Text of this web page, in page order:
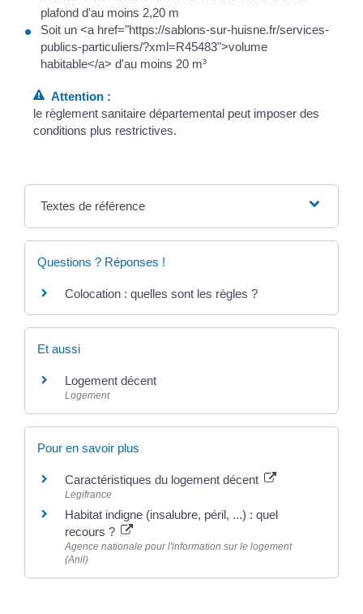
plafond d'au moins 2,20 m
Soit un <a href="https://sablons-sur-huisne.fr/services-
publics-particuliers/?xml=R45483">volume
habitable</a> d'au moins 20 m³
Attention :
le règlement sanitaire départemental peut imposer des
conditions plus restrictives.
Textes de référence
Questions ? Réponses !
Colocation : quelles sont les règles ?
Et aussi
Logement décent
Logement
Pour en savoir plus
Caractéristiques du logement décent
Legifrance
Habitat indigne (insalubre, péril, ...) : quel
recours ?
Agence nationale pour l'information sur le logement
(Anil)